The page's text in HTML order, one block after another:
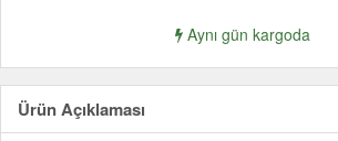
Aynı gün kargoda
Ürün Açıklaması